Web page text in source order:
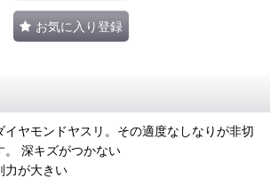
お気に入り登録
ヤモンドヤスリ。その適度なしなりが非切
。 深キズがつかない
力が大きい